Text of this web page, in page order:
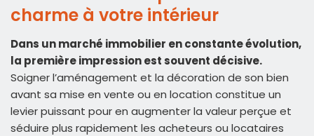
charme à votre intérieur
Dans un marché immobilier en constante évolution,
la première impression est souvent décisive.
Soigner l’aménagement et la décoration de son bien
avant sa mise en vente ou en location constitue un
levier puissant pour en augmenter la valeur perçue et
séduire plus rapidement les acheteurs ou locataires